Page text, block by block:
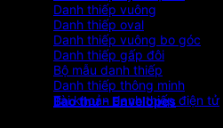
Danh thiếp vuông
Danh thiếp oval
Danh thiếp vuông bo góc
Danh thiếp gấp đôi
Bộ mẫu danh thiếp
Danh thiếp thông minh
Tài khoản danh thiếp điện tử
Bao thư - Envelopes